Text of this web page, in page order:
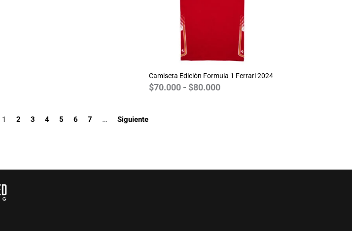
Camiseta Edición Formula 1 Ferrari 2024
$70.000 - $80.000
$80.000
1 2 3 4 5 6 7 … Siguiente